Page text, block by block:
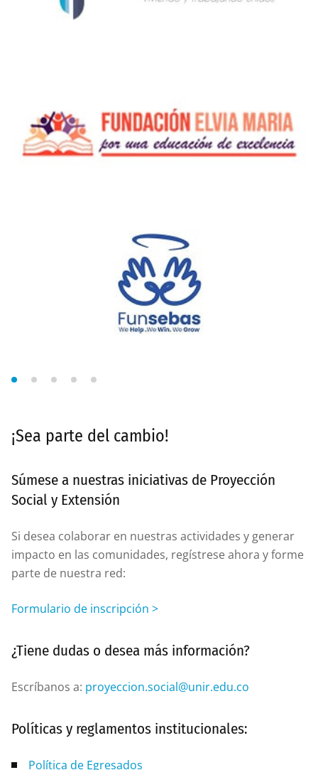
¡Sea parte del cambio!
Súmese a nuestras iniciativas de Proyección
Social y Extensión
Si desea colaborar en nuestras actividades y generar
impacto en las comunidades, regístrese ahora y forme
parte de nuestra red:
Formulario de inscripción >
¿Tiene dudas o desea más información?
Escríbanos a: proyeccion.social@unir.edu.co
Políticas y reglamentos institucionales:
Política de Egresados